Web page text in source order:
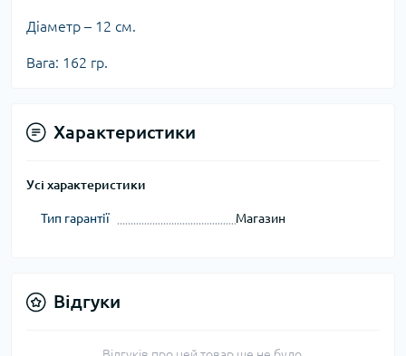
Діаметр – 12 см.
Вага: 162 гр.
Характеристики
Усі характеристики
Тип гарантії Магазин
Відгуки